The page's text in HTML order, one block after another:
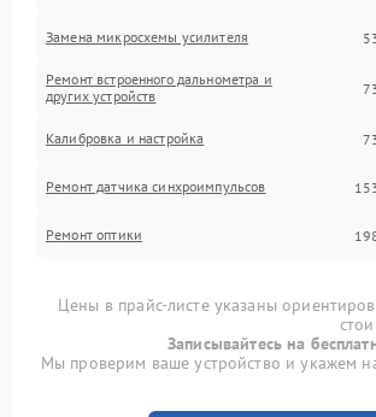
Замена микросхемы усилителя
Ремонт встроенного дальнометра и
других устройств
Калибровка и настройка
Ремонт датчика синхроимпульсов
Ремонт оптики
Цены в прайс-листе указаны
Записывайтесь на
Мы проверим ваше устройство и укажем